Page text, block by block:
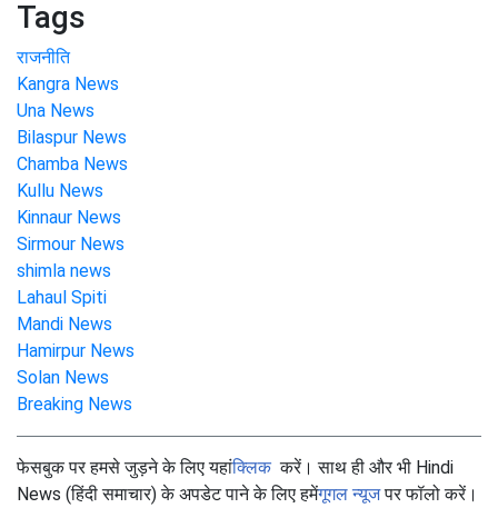
Tags
राजनीति
Kangra News
Una News
Bilaspur News
Chamba News
Kullu News
Kinnaur News
Sirmour News
shimla news
Lahaul Spiti
Mandi News
Hamirpur News
Solan News
Breaking News
फेसबुक पर हमसे जुड़ने के लिए यहांक्लिककरें। साथ ही और भी Hindi
News (हिंदी समाचार) के अपडेट पाने के लिए हमेंगूगल न्यूजपर फॉलो करें।